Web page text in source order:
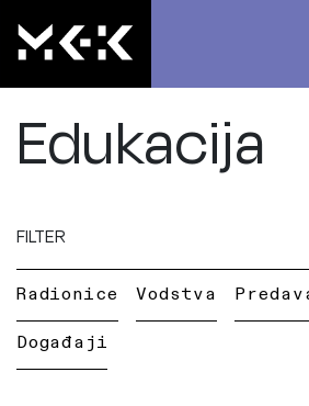
Edukacija
FILTER
Radionice Vodstva
Događaji